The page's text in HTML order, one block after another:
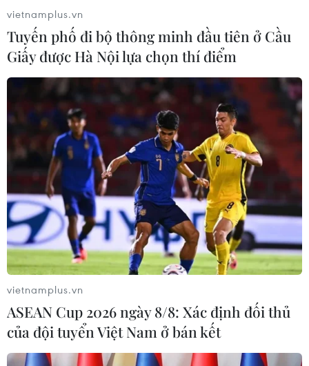
vietnamplus.vn
Tuyến phố đi bộ thông minh đầu tiên ở Cầu
Giấy được Hà Nội lựa chọn thí điểm
vietnamplus.vn
ASEAN Cup 2026 ngày 8/8: Xác định đối thủ
của đội tuyển Việt Nam ở bán kết